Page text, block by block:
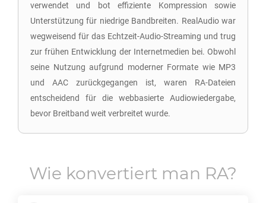
verwendet und bot effiziente Kompression sowie
Unterstützung für niedrige Bandbreiten. RealAudio war
wegweisend für das Echtzeit-Audio-Streaming und trug
zur frühen Entwicklung der Internetmedien bei. Obwohl
seine Nutzung aufgrund moderner Formate wie MP3
und AAC zurückgegangen ist, waren RA-Dateien
entscheidend für die webbasierte Audiowiedergabe,
bevor Breitband weit verbreitet wurde.
Wie konvertiert man RA?